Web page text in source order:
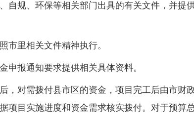
自规、环保等相关部门出具的有关文件，并提
市里相关文件精神执行。
申报通知要求提供相关具体资料。
对需拨付县市区的资金，项目完工后由市财
项目实施进度和资金需求核实拨付。对于预算